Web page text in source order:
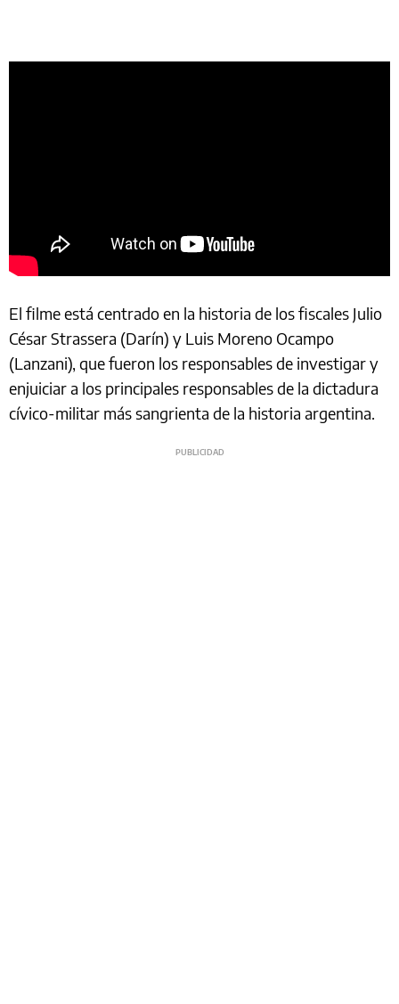
El filme está centrado en la historia de los fiscales Julio
César Strassera (Darín) y Luis Moreno Ocampo
(Lanzani), que fueron los responsables de investigar y
enjuiciar a los principales responsables de la dictadura
cívico-militar más sangrienta de la historia argentina.